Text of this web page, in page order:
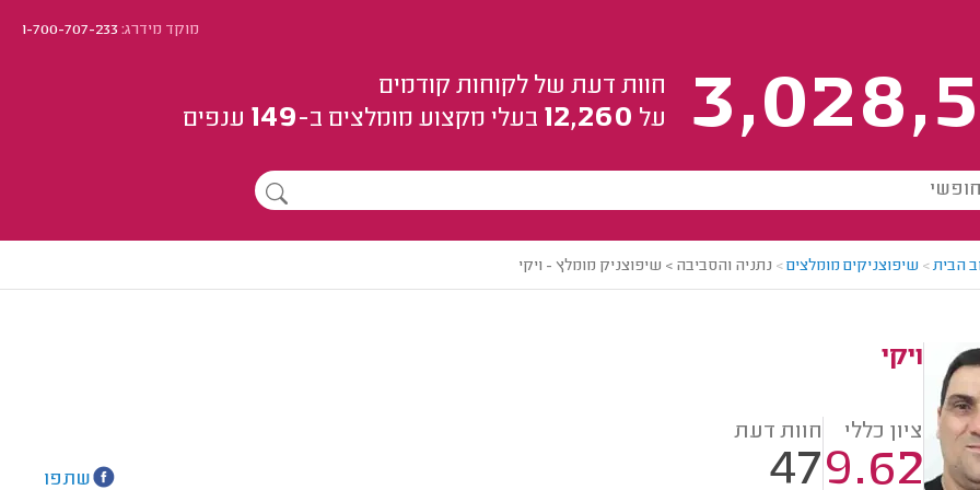
מוקד מידרג:1-700-707-233
חוות דעת של לקוחות קודמים
על 12,260 בעלי מקצוע מומלצים ב-149 ענפים
הבית> שיפוצניקים מומלצים> נתניה והסביבה > שיפוצניק מומלץ - ויקי
ויקי
ציון כללי
9.62
חוות דעת
47 שתפו